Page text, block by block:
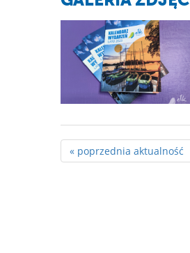
« poprzednia aktualność